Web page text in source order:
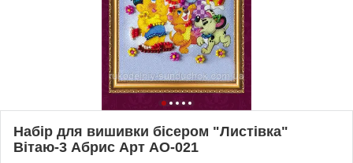
Набір для вишивки бісером "Листівка"
Вітаю-3 Абрис Арт AO-021